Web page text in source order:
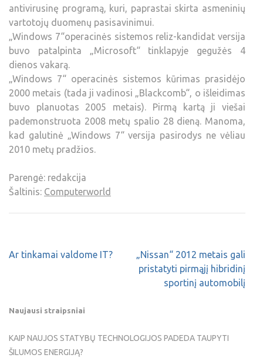
antivirusinę programą, kuri, paprastai skirta asmeninių
vartotojų duomenų pasisavinimui.
„Windows 7“operacinės sistemos reliz-kandidat versija
buvo patalpinta „Microsoft“ tinklapyje gegužės 4
dienos vakarą.
„Windows 7“ operacinės sistemos kūrimas prasidėjo
2000 metais (tada ji vadinosi „Blackcomb“, o išleidimas
buvo planuotas 2005 metais). Pirmą kartą ji viešai
pademonstruota 2008 metų spalio 28 dieną. Manoma,
kad galutinė „Windows 7“ versija pasirodys ne vėliau
2010 metų pradžios.
Parengė: redakcija
Šaltinis: Computerworld
Ar tinkamai valdome IT?
„Nissan“ 2012 metais gali
pristatyti pirmąjį hibridinį
sportinį automobilį
Naujausi straipsniai
KAIP NAUJOS STATYBŲ TECHNOLOGIJOS PADEDA TAUPYTI
ŠILUMOS ENERGIJĄ?